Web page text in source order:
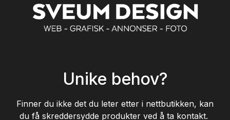
Unike behov?
Finner du ikke det du leter etter i nettbutikken, kan
du få skreddersydde produkter ved å ta kontakt.